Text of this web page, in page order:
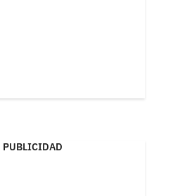
PUBLICIDAD